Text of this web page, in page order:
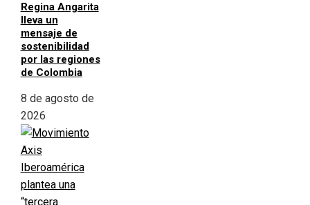
Regina Angarita
lleva un
mensaje de
sostenibilidad
por las regiones
de Colombia
8 de agosto de
2026